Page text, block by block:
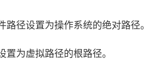
径设置为操作系统的绝对路径。
为虚拟路径的根路径。